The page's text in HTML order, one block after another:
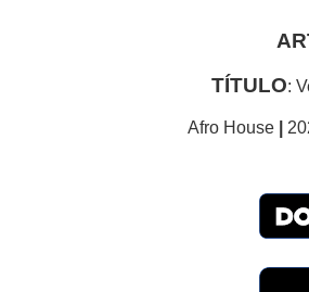
TÍTULO:
Afro House